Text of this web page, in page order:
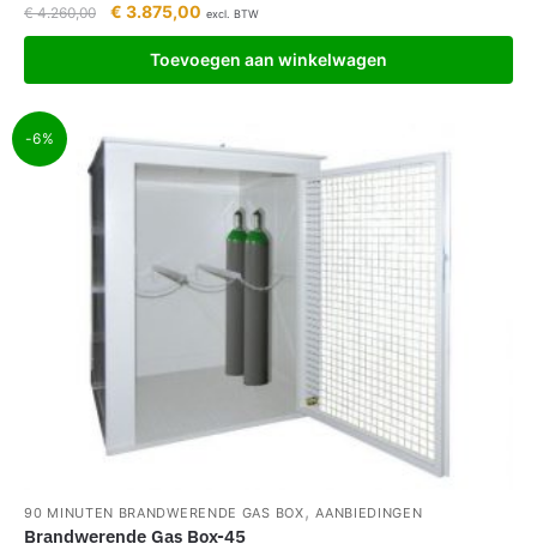
€4.260,00 € 3.875,00 excl. BTW
Toevoegen aan winkelwagen
-6%
90 MINUTEN BRANDWERENDE GAS BOX,AANBIEDINGEN
Brandwerende Gas Box-45